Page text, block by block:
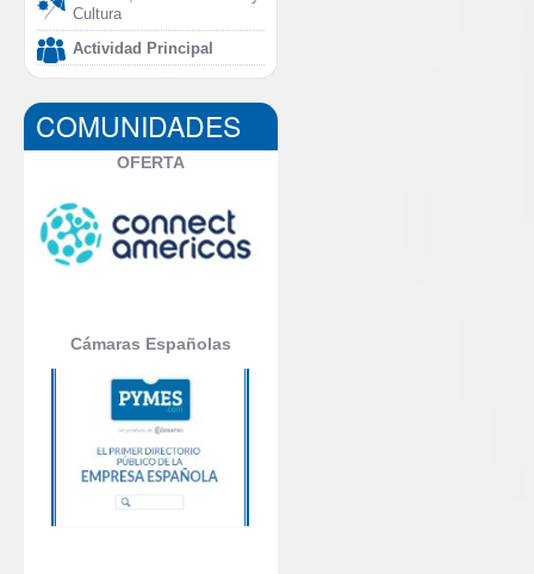
Cultura
Actividad Principal
COMUNIDADES
OFERTA
Cámaras Españolas